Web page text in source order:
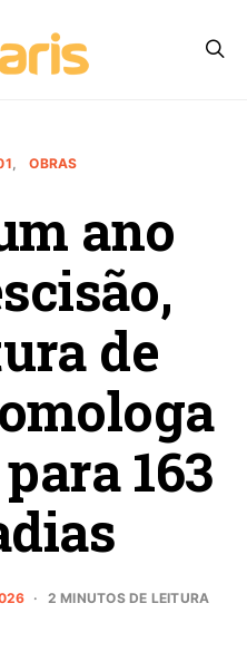
OBRAS
ano
de
163
2 MINUTOS DE LEITURA